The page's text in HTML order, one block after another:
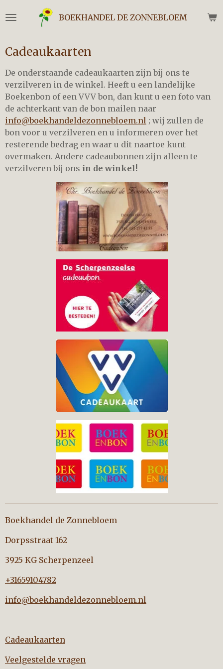
direct
de
hoofdinhoud
BOEKHANDEL DE ZONNEBLOEM
Cadeaukaarten
De onderstaande cadeaukaarten zijn bij ons te
verzilveren in de winkel. Heeft u een landelijke
Boekenbon of een VVV bon, dan kunt u een foto van
de achterkant van de bon mailen naar
info@boekhandeldezonnebloem.nl ; wij zullen de
bon voor u verzilveren en u informeren over het
resterende bedrag en waar u dit naartoe kunt
overmaken. Andere cadeaubonnen zijn alleen te
verzilveren bij ons in de winkel!
Boekhandel de Zonnebloem
Dorpsstraat 162
3925 KG Scherpenzeel
+31659104782
info@boekhandeldezonnebloem.nl
Cadeaukaarten
Veelgestelde vragen